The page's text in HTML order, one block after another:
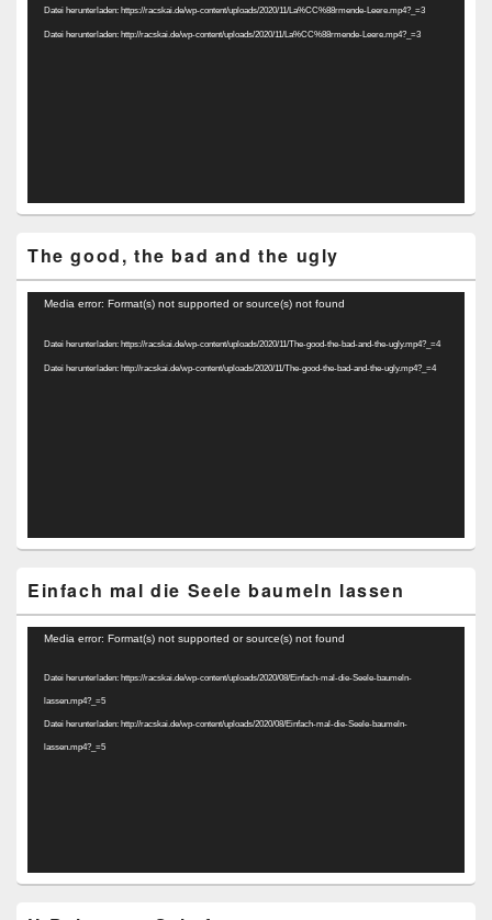
Datei herunterladen: https://racskai.de/wp-content/uploads/2020/11/La%CC%88rmende-Leere.mp4?_=3
Datei herunterladen: http://racskai.de/wp-content/uploads/2020/11/La%CC%88rmende-Leere.mp4?_=3
The good, the bad and the ugly
Video-
Media error: Format(s) not supported or source(s) not found
Datei herunterladen: https://racskai.de/wp-content/uploads/2020/11/The-good-the-bad-and-the-ugly.mp4?_=4
Datei herunterladen: http://racskai.de/wp-content/uploads/2020/11/The-good-the-bad-and-the-ugly.mp4?_=4
Einfach mal die Seele baumeln lassen
Video-
Media error: Format(s) not supported or source(s) not found
Datei herunterladen: https://racskai.de/wp-content/uploads/2020/08/Einfach-mal-die-Seele-baumeln-
lassen.mp4?_=5
Datei herunterladen: http://racskai.de/wp-content/uploads/2020/08/Einfach-mal-die-Seele-baumeln-
lassen.mp4?_=5